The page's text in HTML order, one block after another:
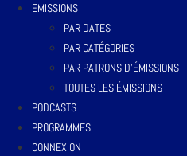
EMISSIONS
PAR DATES
PAR CATÉGORIES
PAR PATRONS D’ÉMISSIONS
TOUTES LES ÉMISSIONS
PODCASTS
PROGRAMMES
CONNEXION